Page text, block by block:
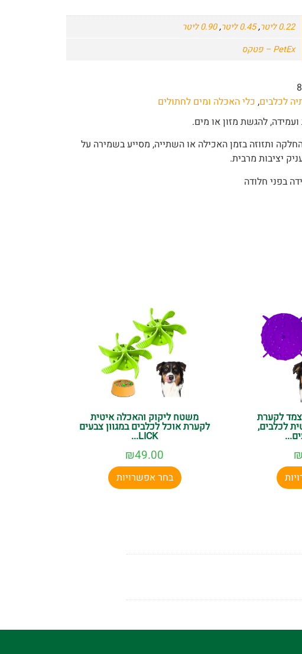
0.22 ליטר ,0.45 ליטר ,0.90 ליטר
PetEx – פטקס
לכלבים, כלי האכלה ומים לחתולים
להגשת מזון או מים.
ותזוזה בזמן האכילה או השתייה, מסייע בשמירה על
יציבות מרבית.
בפני חלודה
לקערת
לכלבים,
₪
משטח ליקוק והאכלה איטית
לקערת אוכל לכלבים במגוון צבעים
LICK...
₪49.00
בחר אפשרויות